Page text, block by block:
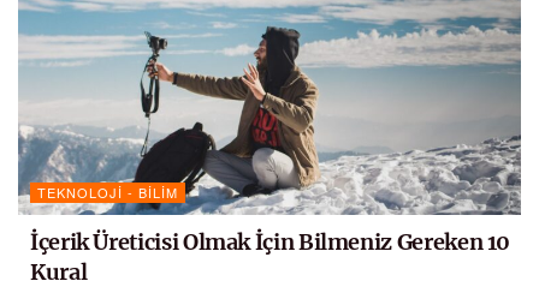
TEKNOLOJI - BILIM
İçerik Üreticisi Olmak İçin Bilmeniz Gereken 10
Kural